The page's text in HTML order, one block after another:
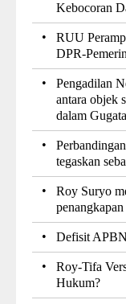
Kebocoran
•
RUU
DPR-
•
Pengadilan
antara objek
dalam
•
tegaskan
•
Roy Suryo
• Defisit
•
Roy-Tifa
Hukum?